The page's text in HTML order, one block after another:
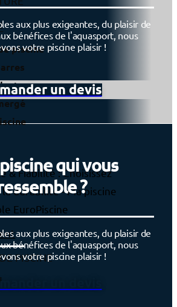
piscine
PISCINE
aux plus exigeantes, du plaisir de
bénéfices de l'aquasport, nous
votre piscine plaisir !
un devis
qui vous
?
aux plus exigeantes, du plaisir de
bénéfices de l'aquasport, nous
votre piscine plaisir !
un devis